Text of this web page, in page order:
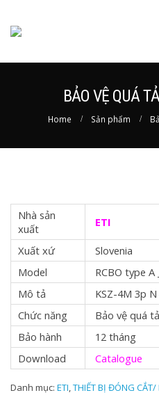
BẢO VỆ QUÁ
Home Sản phẩm
Nhà sản
xuất
ETI
Xuất xứ
Slovenia
Model
RCBO type A
Mô tả
KSZ-4M 3p N
Chức năng
Bảo vệ quá
Bảo hành
12 tháng
Download
Catalogue
Danh mục: ETI,THIẾT BỊ ĐÓNG CẮT/